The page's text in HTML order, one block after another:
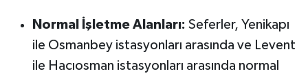
Normal İşletme Alanları: Seferler, Yenikapı
ile Osmanbey istasyonları arasında ve Levent
ile Hacıosman istasyonları arasında normal